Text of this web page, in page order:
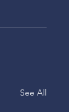
See All